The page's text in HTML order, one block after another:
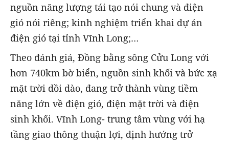
nguồn năng lượng tái tạo nói chung và điện
gió nói riêng; kinh nghiệm triển khai dự án
điện gió tại tỉnh Vĩnh Long;…
Theo đánh giá, Đồng bằng sông Cửu Long với
hơn 740km bờ biển, nguồn sinh khối và bức xạ
mặt trời dồi dào, đang trở thành vùng tiềm
năng lớn về điện gió, điện mặt trời và điện
sinh khối. Vĩnh Long- trung tâm vùng với hạ
tầng giao thông thuận lợi, định hướng trở